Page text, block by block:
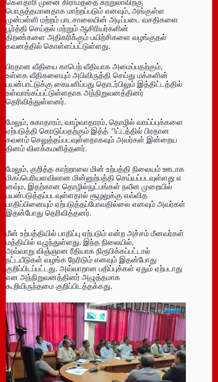
கௌதாரி முனை கிராமத்தை சுற்றுலாவிற்கு
பொருத்தமானதாக மாற்றப்படும் எனவும், அங்குள்ள
முன்பள்ளி மற்றம் பாடசாலையின் அடிப்படை வசதிகளை
பூர்த்தி செய்தல் மற்றும் ஆசிரியர்களின்
திறண்களை அதிகரிக்கும் பயிற்சிகளை வழங்குதல்
கவனத்தில் கொள்ளப்பட்டுள்ளது.
பிரதான வீதியை காபெற் வீதியாக அமைப்பதற்கும்,
உள்ளக வீதிகளையும் அபிவிருத்தி செய்து மக்களின்
பயன்பாட்டுக்கு கையளிப்பது தொடர்பிலும் இத்திட்டத்தில்
உள்வாங்கப்பட்டுள்ளதாக அந்நிறுவனத்தினர்
தெரிவித்துள்ளனர்.
மேலும், சுகாதாரம், வாழ்வாதாரம், தொழில் வாய்ப்புக்களை
ஏற்படுத்தி கொடுப்பதற்கும் இத்த்ிட்டத்தில் பிரதான
கவனம் செலுத்தப்படவுள்ளதாகவும் அவர்கள் இன்றைய
தினம் விளக்கமளித்தனர்.
மேலும், குறித்த காற்றாலை மின் உற்பத்தி நிலையம் ஊடாக
மிகப்பெரியளவிலான மின்னுற்பத்தி செய்யப்படவுள்ளது எ
னவு்ம, இதற்கான தொழில்நுட்பங்கள் நவீன முறையில்
பயன்படுத்தப்படவுள்ளதால் சூழலுக்கு எவ்வித
பாதிப்பினையும் ஏற்படுத்தப்போவதில்லை எனவும் அவர்கள்
இதன்போது தெரிவித்தனர்.
மீன் உற்பத்தியில் பாதிப்பு ஏற்படும் என்ற அச்சம் மீனவர்கள்
மத்தியில் எழுந்துள்ளது. இந்த நிலையில்,
அவ்வாறு விஞ்ஞான ரீதியாக நிரூபிக்கப்பட்டால்
நட்டயீடுகள் வழங்க நேரிடும் எனவும் இதன்போது
குறிப்பிடப்பட்டது. அவ்வாறான பதிப்புக்கள் ஏதும் ஏற்படாது
என அந்நிறுவனத்தினர் அழுத்தமாக
கூறியிருந்தமை குறிப்பிடத்தக்கது.